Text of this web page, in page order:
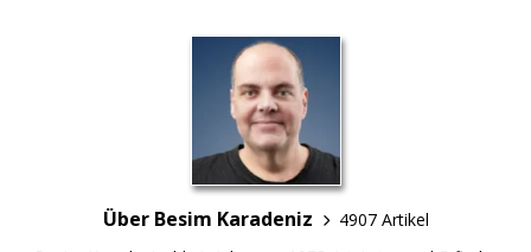
Über Besim Karadeniz
4907 Artikel